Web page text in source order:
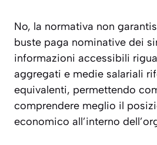
No, la normativa non
buste paga nominative dei
informazioni accessibili
aggregati e medie salariali
equivalenti, permettendo
comprendere meglio il
economico all’interno